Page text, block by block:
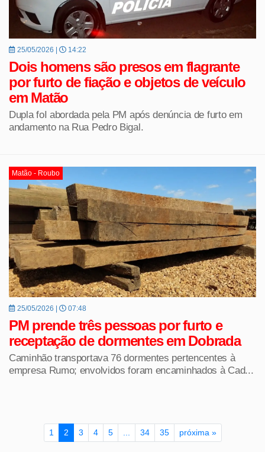
25/05/2026 | 14:22
Dois homens são presos em flagrante
por furto de fiação e objetos de veículo
em Matão
Dupla foI abordada pela PM após denúncia de furto em
andamento na Rua Pedro Bigal.
Matão - Roubo
25/05/2026 | 07:48
PM prende três pessoas por furto e
receptação de dormentes em Dobrada
Caminhão transportava 76 dormentes pertencentes à
empresa Rumo; envolvidos foram encaminhados à Cad...
1 2 3 4 5 34 35 próxima »